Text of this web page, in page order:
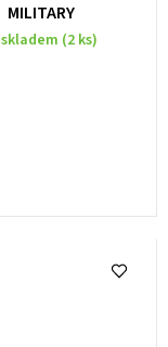
MILITARY
skladem (2 ks)